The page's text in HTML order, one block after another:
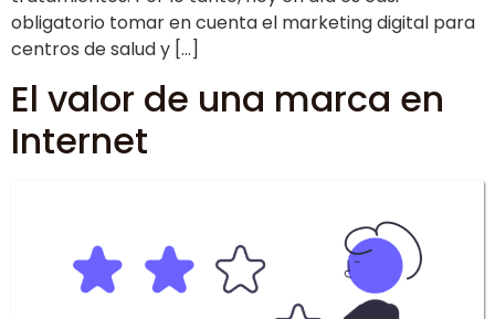
obligatorio tomar en cuenta el marketing digital para
centros de salud y […]
El valor de una marca en
Internet